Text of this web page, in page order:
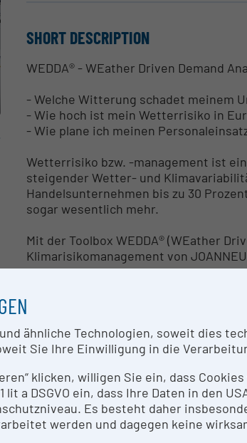
SHORT DESCRIPTION
WEDDA® - WEather Driven Demand
- Welche Witterung schadet meinem
- Wie hoch ist mein Wetterrisiko in
- Wie plane ich meinen
Wetterrisiko bzw. -management ist
steigender Wetter- und
Handelsunternehmen bis zu 30
sogar wesentlich mehr.
Mit der Toolbox WEDDA® (WEather
Klimarisikomanagement von
- 5-Tagesprognose z.B. von Umsatz
Kalenderereignissen zur besseren
Klimarisiken
CONTACT PERSON
ähnliche Technologien, soweit dies
Sie Ihre Einwilligung in die
klicken, willigen Sie ein, dass
lit a DSGVO ein, dass Ihre Daten in den
Es besteht daher
werden und dagegen keine